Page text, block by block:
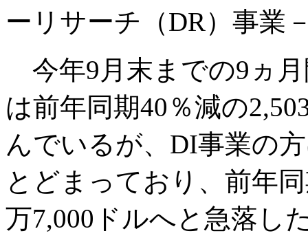
ーリサーチ（DR）事業
今年9月末までの9ヵ
は前年同期40％減の
んでいるが、DI事業の
とどまっており、前年
万7,000ドルへと急落し